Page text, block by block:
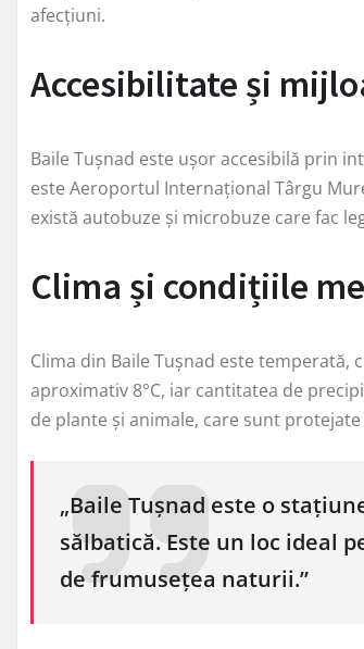
afecțiuni.
Accesibilitate și
Baile Tușnad este ușor accesibilă prin
este Aeroportul Internațional Târgu
există autobuze și microbuze care fac
Clima și condițiile
Clima din Baile Tușnad este temperată,
aproximativ 8°C, iar cantitatea de
de plante și animale, care sunt protejate
„Baile Tușnad este o
sălbatică. Este un loc ideal
de frumusețea naturii.”